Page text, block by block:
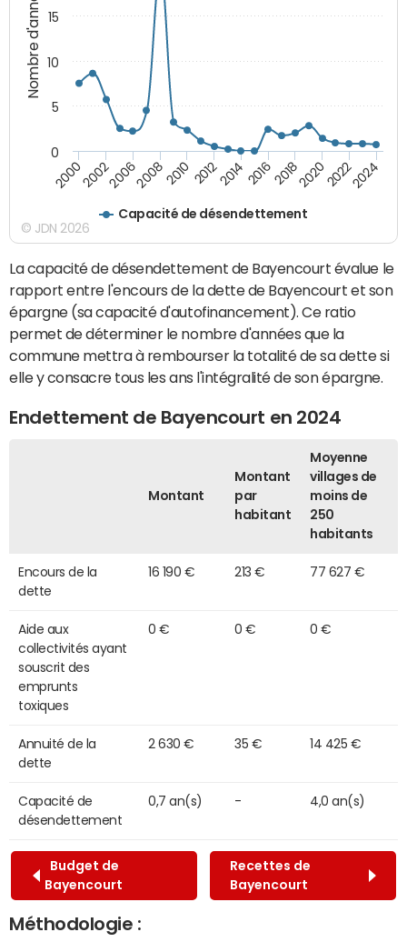
Nombre d'années
Capacité de désendettement
20002002200620082010 2012201420162018202020222024
0
5
10
15
© JDN 2026
La capacité de désendettement de Bayencourt évalue le
rapport entre l'encours de la dette de Bayencourt et son
épargne (sa capacité d'autofinancement). Ce ratio
permet de déterminer le nombre d'années que la
commune mettra à rembourser la totalité de sa dette si
elle y consacre tous les ans l'intégralité de son épargne.
Endettement de Bayencourt en 2024
Montant
Montant
par
habitant
Moyenne
villages de
moins de
250
habitants
Encours de la
dette
16 190 € 213 € 77 627 €
Aide aux
collectivités ayant
souscrit des
emprunts
toxiques
0 € 0 € 0 €
Annuité de la
dette
2 630 € 35 € 14 425 €
Capacité de
désendettement
0,7 an(s) - 4,0 an(s)
Budget de
Bayencourt
Recettes de
Bayencourt
Méthodologie :